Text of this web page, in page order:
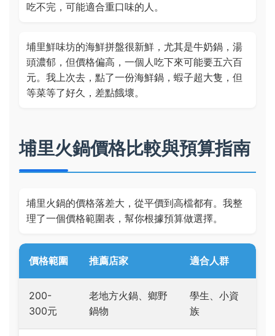
吃不完，可能適合重口味的人。
埔里鮮味坊的海鮮拼盤很新鮮，尤其是牛奶鍋，湯
頭濃郁，但價格偏高，一個人吃下來可能要五六百
元。我上次去，點了一份海鮮鍋，蝦子超大隻，但
等菜等了好久，差點餓壞。
埔里火鍋價格比較與預算指南
埔里火鍋的價格落差大，從平價到高檔都有。我整
理了一個價格範圍表，幫你根據預算做選擇。
價格範圍 推薦店家 適合人群
200-
300元
老地方火鍋、鄉野
鍋物
學生、小資
族